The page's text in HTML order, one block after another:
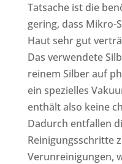
Tatsache ist die
gering, dass Mikro-
Haut sehr gut
Das verwendete
reinem Silber auf
ein spezielles
enthält also keine
Dadurch entfallen
Reinigungsschritte
Verunreinigungen,